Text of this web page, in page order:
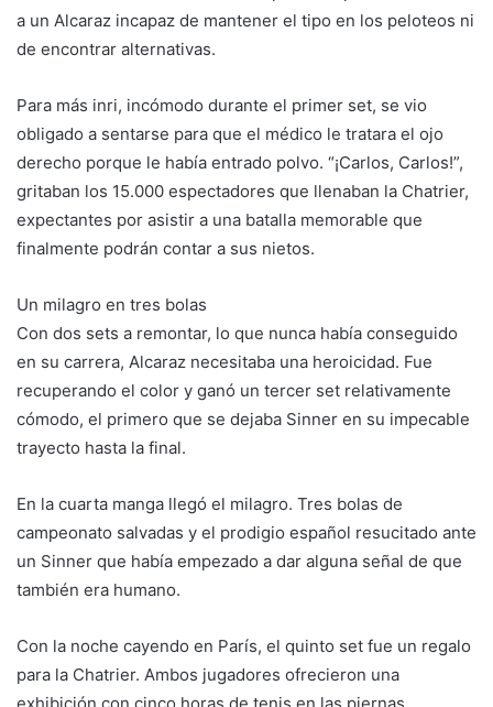
a un Alcaraz incapaz de mantener el tipo en los peloteos ni
de encontrar alternativas.
Para más inri, incómodo durante el primer set, se vio
obligado a sentarse para que el médico le tratara el ojo
derecho porque le había entrado polvo. “¡Carlos, Carlos!”,
gritaban los 15.000 espectadores que llenaban la Chatrier,
expectantes por asistir a una batalla memorable que
finalmente podrán contar a sus nietos.
Un milagro en tres bolas
Con dos sets a remontar, lo que nunca había conseguido
en su carrera, Alcaraz necesitaba una heroicidad. Fue
recuperando el color y ganó un tercer set relativamente
cómodo, el primero que se dejaba Sinner en su impecable
trayecto hasta la final.
En la cuarta manga llegó el milagro. Tres bolas de
campeonato salvadas y el prodigio español resucitado ante
un Sinner que había empezado a dar alguna señal de que
también era humano.
Con la noche cayendo en París, el quinto set fue un regalo
para la Chatrier. Ambos jugadores ofrecieron una
exhibición con cinco horas de tenis en las piernas